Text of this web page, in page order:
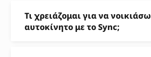
Τι χρειάζομαι για να νοικιάσω
αυτοκίνητο με το Sync;